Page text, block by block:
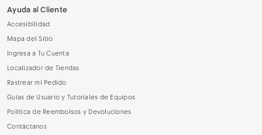
Ayuda al Cliente
Accesibilidad
Mapa del Sitio
Ingresa a Tu Cuenta
Localizador de Tiendas
Rastrear mi Pedido
Guías de Usuario y Tutoriales de Equipos
Política de Reembolsos y Devoluciones
Contáctanos